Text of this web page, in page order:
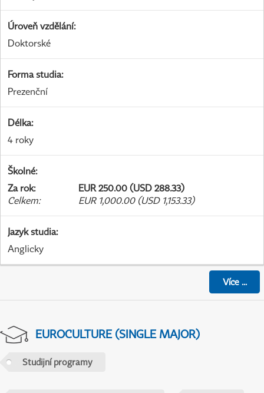
Úroveň vzdělání:
Doktorské
Forma studia:
Prezenční
Délka:
4 roky
Školné:
Za rok:
EUR 250.00 (USD 288.33)
Celkem: EUR 1,000.00 (USD 1,153.33)
Jazyk studia:
Anglicky
Více...
EUROCULTURE (SINGLE MAJOR)
Studijní programy